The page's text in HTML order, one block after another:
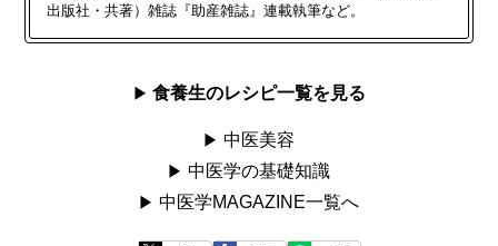
出版社・共著）雑誌『助産雑誌』連載執筆など。
食養生のレシピ一覧を見る
中医美容
中医学の基礎知識
中医学MAGAZINE一覧へ